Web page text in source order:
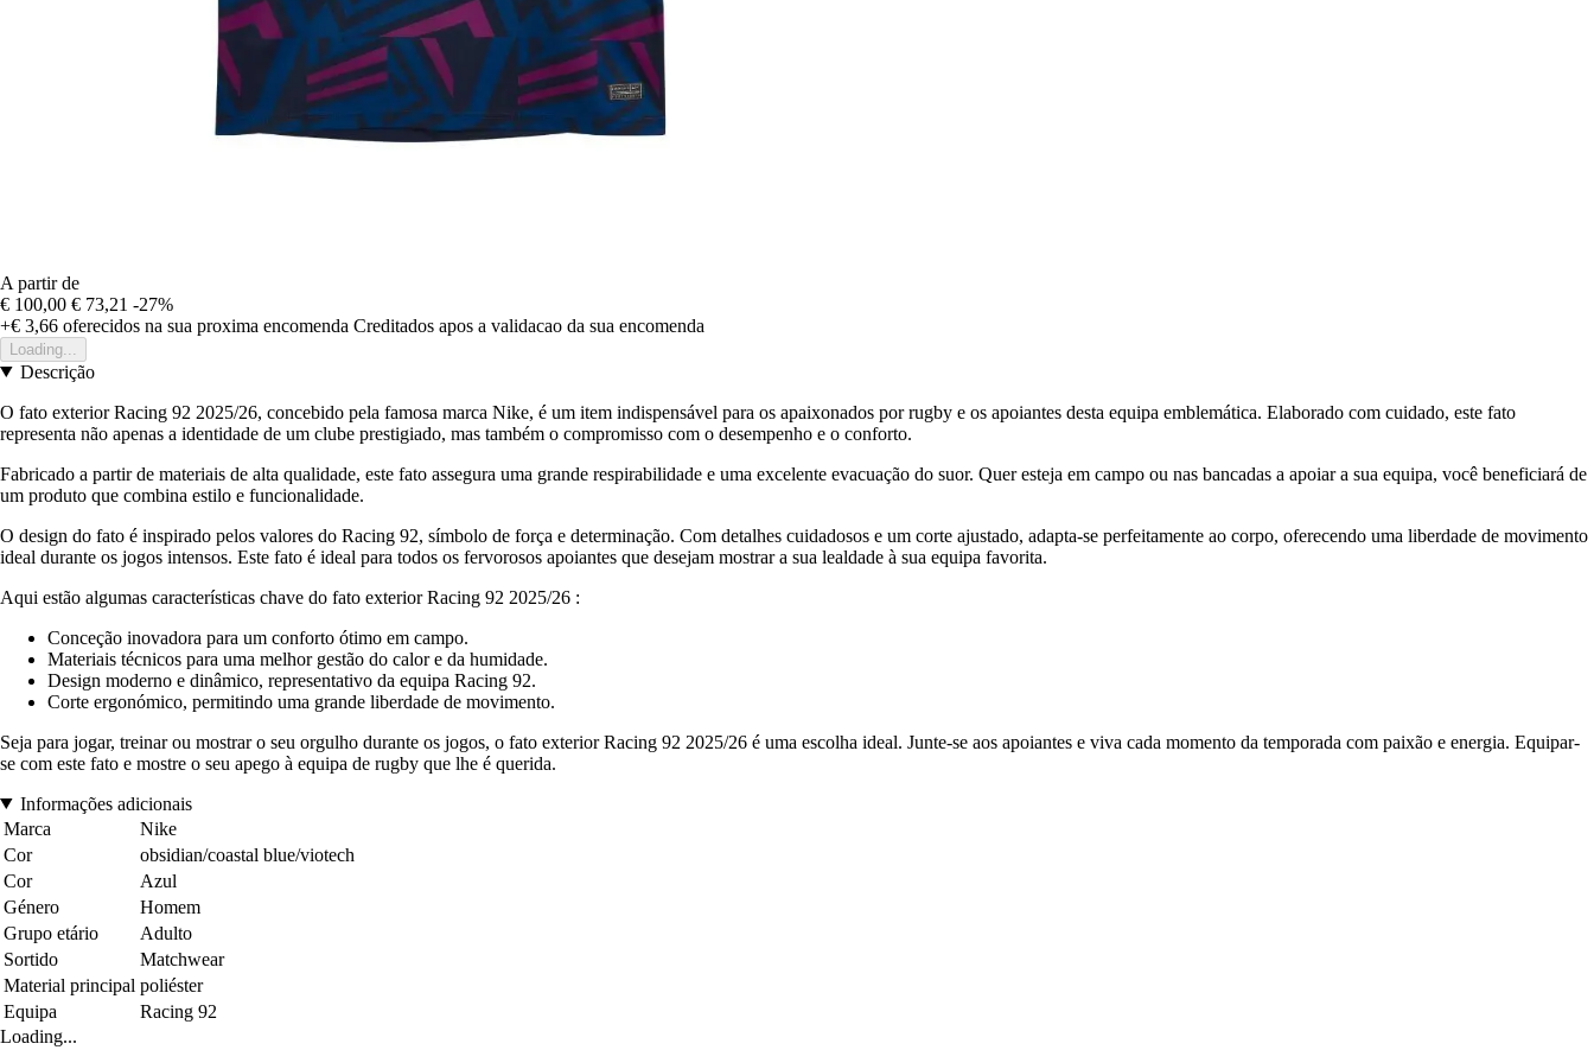
A partir de
€ 100,00 € 73,21 -27%
+€ 3,66 oferecidos na sua proxima encomenda Creditados apos a validacao da sua encomenda
Loading...
Descrição
O fato exterior Racing 92 2025/26, concebido pela famosa marca Nike, é um item indispensável para os apaixonados por rugby e os apoiantes desta equipa emblemática. Elaborado com cuidado, este fato
representa não apenas a identidade de um clube prestigiado, mas também o compromisso com o desempenho e o conforto.
Fabricado a partir de materiais de alta qualidade, este fato assegura uma grande respirabilidade e uma excelente evacuação do suor. Quer esteja em campo ou nas bancadas a apoiar a sua equipa, você beneficiará de
um produto que combina estilo e funcionalidade.
O design do fato é inspirado pelos valores do Racing 92, símbolo de força e determinação. Com detalhes cuidadosos e um corte ajustado, adapta-se perfeitamente ao corpo, oferecendo uma liberdade de movimento
ideal durante os jogos intensos. Este fato é ideal para todos os fervorosos apoiantes que desejam mostrar a sua lealdade à sua equipa favorita.
Aqui estão algumas características chave do fato exterior Racing 92 2025/26 :
Conceção inovadora para um conforto ótimo em campo.
Materiais técnicos para uma melhor gestão do calor e da humidade.
Design moderno e dinâmico, representativo da equipa Racing 92.
Corte ergonómico, permitindo uma grande liberdade de movimento.
Seja para jogar, treinar ou mostrar o seu orgulho durante os jogos, o fato exterior Racing 92 2025/26 é uma escolha ideal. Junte-se aos apoiantes e viva cada momento da temporada com paixão e energia. Equipar-
se com este fato e mostre o seu apego à equipa de rugby que lhe é querida.
Informações adicionais
Marca
Nike
Cor
obsidian/coastal blue/viotech
Cor
Azul
Género
Homem
Grupo etário
Adulto
Sortido
Matchwear
Material principal poliéster
Equipa
Racing 92
Loading...